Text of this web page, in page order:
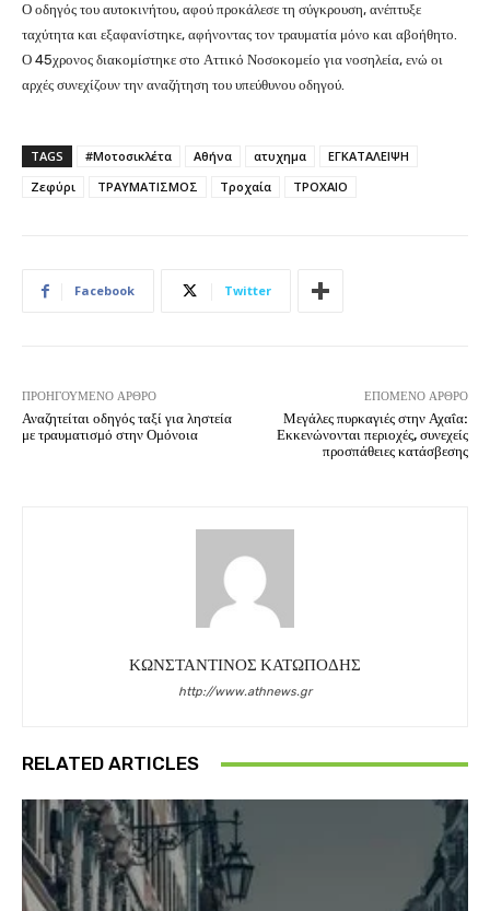
Ο οδηγός του αυτοκινήτου, αφού προκάλεσε τη σύγκρουση, ανέπτυξε
ταχύτητα και εξαφανίστηκε, αφήνοντας τον τραυματία μόνο και αβοήθητο.
Ο 45χρονος διακομίστηκε στο Αττικό Νοσοκομείο για νοσηλεία, ενώ οι
αρχές συνεχίζουν την αναζήτηση του υπεύθυνου οδηγού.
TAGS #Μοτοσικλέτα Αθήνα ατυχημα
ΕΓΚΑΤΑΛΕΙΨΗ
Ζεφύρι
ΤΡΑΥΜΑΤΙΣΜΟΣ Τροχαία ΤΡΟΧΑΙΟ
Facebook Twitter
ΠΡΟΗΓΟΎΜΕΝΟ ΆΡΘΡΟ
Αναζητείται οδηγός ταξί για ληστεία
με τραυματισμό στην Ομόνοια
ΕΠΌΜΕΝΟ ΆΡΘΡΟ
Μεγάλες πυρκαγιές στην Αχαΐα:
Εκκενώνονται περιοχές, συνεχείς
προσπάθειες κατάσβεσης
ΚΩΝΣΤΑΝΤΙΝΟΣ ΚΑΤΩΠΟΔΗΣ
http://www.athnews.gr
RELATED ARTICLES